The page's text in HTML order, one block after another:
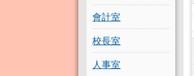
會計室
校長室
人事室